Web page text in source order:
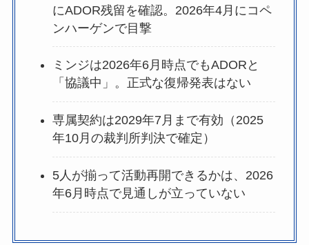
にADOR残留を確認。2026年4月にコペ
ンハーゲンで目撃
ミンジは2026年6月時点でもADORと
「協議中」。正式な復帰発表はない
専属契約は2029年7月まで有効（2025
年10月の裁判所判決で確定）
5人が揃って活動再開できるかは、2026
年6月時点で見通しが立っていない